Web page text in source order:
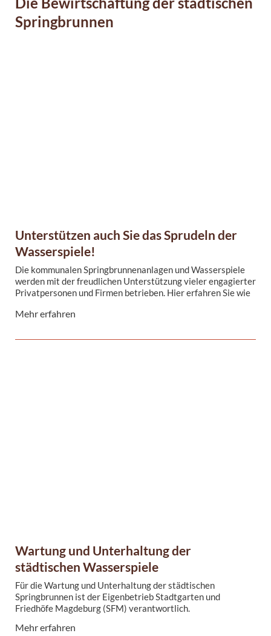
Springbrunnen
Unterstützen auch Sie das Sprudeln der
Wasserspiele!
Die kommunalen Springbrunnenanlagen und Wasserspiele
werden mit der freudlichen Unterstützung vieler engagierter
Privatpersonen und Firmen betrieben. Hier erfahren Sie wie
Mehr erfahren
Wartung und Unterhaltung der
städtischen Wasserspiele
Für die Wartung und Unterhaltung der städtischen
Springbrunnen ist der Eigenbetrieb Stadtgarten und
Friedhöfe Magdeburg (SFM) verantwortlich.
Mehr erfahren